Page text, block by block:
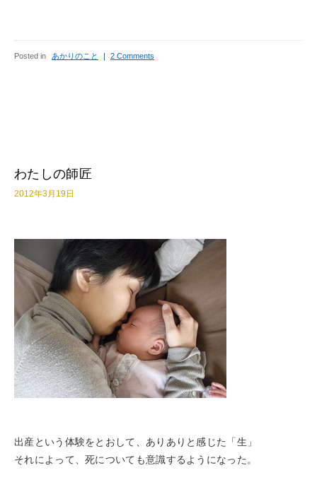
Posted in あかりのこと ｜ 2 Comments
わたしの師匠
2012年3月19日
出産という体験をとおして、ありありと感じた「生」
それによって、死についても意識するようになった。